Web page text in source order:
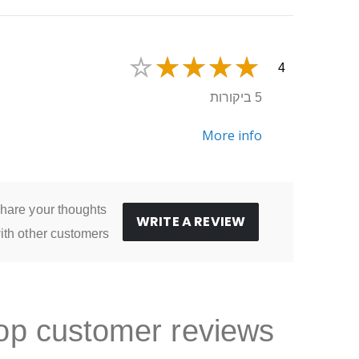
4
5 ביקורות
More info
WRITE A REVIEW
your thoughts
other customers
customer reviews